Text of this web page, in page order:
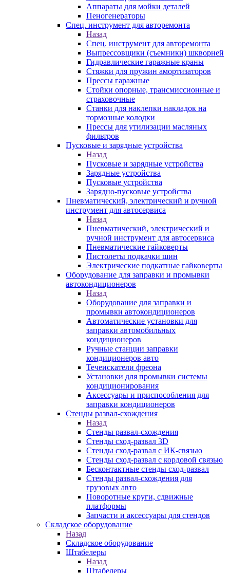
Аппараты для мойки деталей
Пеногенераторы
Спец. инструмент для авторемонта
Назад
Спец. инструмент для авторемонта
Выпрессовщики (съемники) шкворней
Гидравлические гаражные краны
Стяжки для пружин амортизаторов
Прессы гаражные
Стойки опорные, трансмиссионные и
страховочные
Станки для наклепки накладок на
тормозные колодки
Прессы для утилизации масляных
фильтров
Пусковые и зарядные устройства
Назад
Пусковые и зарядные устройства
Зарядные устройства
Пусковые устройства
Зарядно-пусковые устройства
Пневматический, электрический и ручной
инструмент для автосервиса
Назад
Пневматический, электрический и
ручной инструмент для автосервиса
Пневматические гайковерты
Пистолеты подкачки шин
Электрические подкатные гайковерты
Оборудование для заправки и промывки
автокондиционеров
Назад
Оборудование для заправки и
промывки автокондиционеров
Автоматические установки для
заправки автомобильных
кондиционеров
Ручные станции заправки
кондиционеров авто
Течеискатели фреона
Установки для промывки системы
кондиционирования
Аксессуары и приспособления для
заправки кондиционеров
Стенды развал-схождения
Назад
Стенды развал-схождения
Стенды сход-развал 3D
Стенды сход-развал с ИК-связью
Стенды сход-развал с кордовой связью
Бесконтактные стенды сход-развал
Стенды развал-схождения для
грузовых авто
Поворотные круги, сдвижные
платформы
Запчасти и аксессуары для стендов
Складское оборудование
Назад
Складское оборудование
Штабелеры
Назад
Штабелеры